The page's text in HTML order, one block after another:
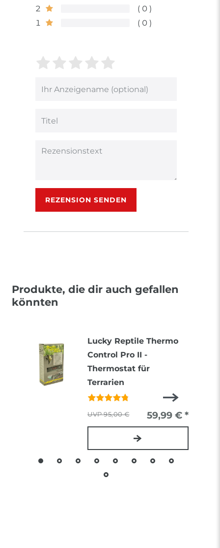
2
0
1
0
Bewertungssterne
von
4
von
3
2
von
1
von
Bewertungssternen
Anzeigename
Rezensionstext
REZENSION SENDEN
Produkte, die dir auch gefallen
könnten
Lucky Reptile Thermo
Control Pro II -
Thermostat für
Terrarien
95,00 € 59,99 € *